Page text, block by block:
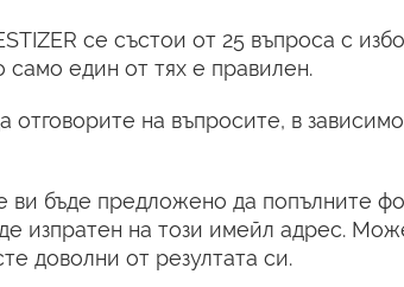
се състои от 25 въпроса с
само един от тях е правилен.
на въпросите, в
ви бъде предложено да попълните
изпратен на този имейл адрес.
доволни от резултата си.